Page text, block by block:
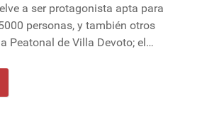
a ser protagonista apta para
personas, y también otros
Peatonal de Villa Devoto; el…